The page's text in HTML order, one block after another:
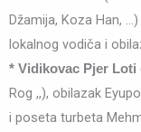
Džamija, Koza Han, …)
lokalnog vodiča i
* Vidikovac Pjer Loti
Rog ,,), obilazak
i poseta turbeta